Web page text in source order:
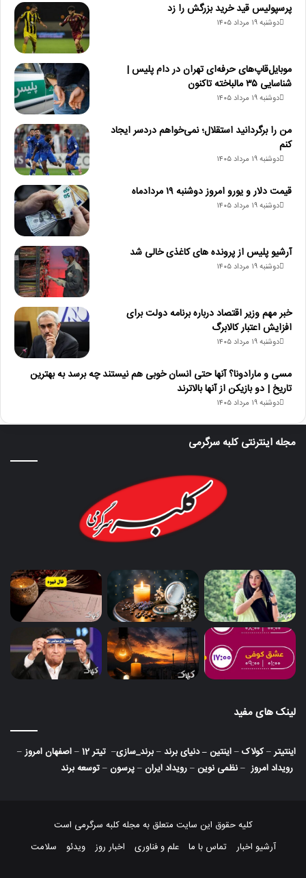
پرسپولیس قید خرید بزرگش را زد
دوشنبه ۱۹ مرداد ۱۴۰۵
موبایل‌قاپ‌های حرفه‌ای تهران در دام پلیس |
شناسایی ۳۵ مالباخته تاکنون
دوشنبه ۱۹ مرداد ۱۴۰۵
من را برگردانید استقلال؛ نمی‌خواهم دردسر ایجاد
کنم
دوشنبه ۱۹ مرداد ۱۴۰۵
قیمت دلار و یورو امروز دوشنبه ۱۹ مردادماه
دوشنبه ۱۹ مرداد ۱۴۰۵
آرشیو پلیس از پرونده های کاغذی خالی شد
دوشنبه ۱۹ مرداد ۱۴۰۵
خبر مهم وزیر اقتصاد درباره برنامه دولت برای
افزایش اعتبار کالابرگ
دوشنبه ۱۹ مرداد ۱۴۰۵
مسی و مارادونا؟ آنها حتی انسان خوبی هم نیستند چه برسد به بهترین
تاریخ | دو بازیکن از آنها بالاترند
دوشنبه ۱۹ مرداد ۱۴۰۵
مجله اینترنتی کلبه سرگرمی
لینک های مفید
اینتیتر–کولاک–اینتین–دنیای برند–برند_سازی– تیتر 12 –اصفهان امروز–
رویداد امروز–نظمی نوین–رویداد ایران–پرسون–توسعه برند
کلیه حقوق این سایت متعلق به مجله کلبه سرگرمی است
آرشیو اخبار
تماس با ما علم و فناوری اخبار روز ویدئو سلامت